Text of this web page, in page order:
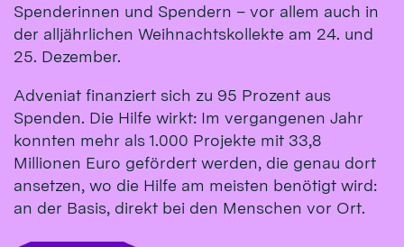
Spenderinnen und Spendern – vor allem auch in
der alljährlichen Weihnachtskollekte am 24. und
25. Dezember.
Adveniat finanziert sich zu 95 Prozent aus
Spenden. Die Hilfe wirkt: Im vergangenen Jahr
konnten mehr als 1.000 Projekte mit 33,8
Millionen Euro gefördert werden, die genau dort
ansetzen, wo die Hilfe am meisten benötigt wird:
an der Basis, direkt bei den Menschen vor Ort.